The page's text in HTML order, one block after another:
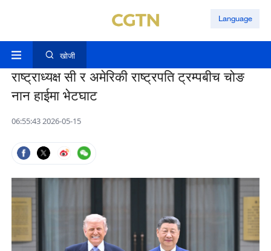
Language
खोजी
राष्ट्राध्यक्ष सी र अमेरिकी राष्ट्रपति ट्रम्पबीच चोङ
नान हाईमा भेटघाट
06:55:43 2026-05-15